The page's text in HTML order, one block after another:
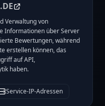
.DE
Verwaltung von
Informationen über Server
Bewertungen, während
erstellen können, das
auf API,
haben.
Service-IP-Adressen